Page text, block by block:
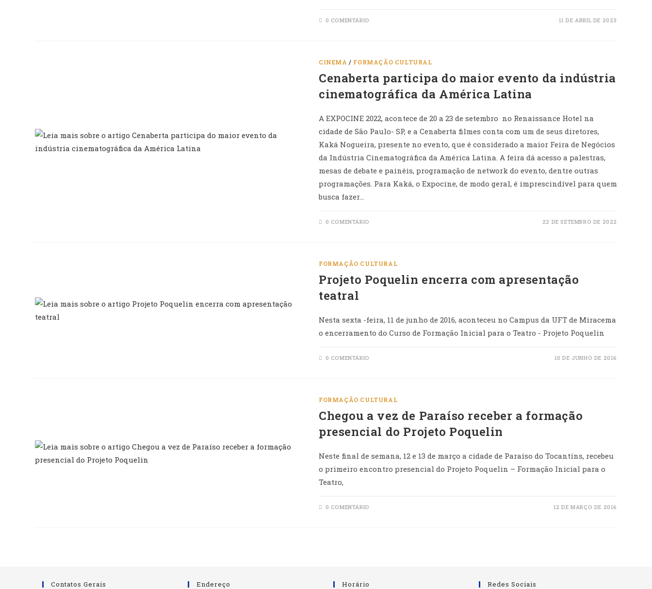
0 COMENTÁRIO 11 DE ABRIL DE 2023
CINEMA / FORMAÇÃO CULTURAL
Cenaberta participa do maior evento da indústria
cinematográfica da América Latina
A EXPOCINE 2022, acontece de 20 a 23 de setembro no Renaissance Hotel na
cidade de São Paulo- SP, e a Cenaberta filmes conta com um de seus diretores,
Kaká Nogueira, presente no evento, que é considerado a maior Feira de Negócios
da Indústria Cinematográfica da América Latina. A feira dá acesso a palestras,
mesas de debate e painéis, programação de network do evento, dentre outras
programações. Para Kaká, o Expocine, de modo geral, é imprescindível para quem
busca fazer…
0 COMENTÁRIO 22 DE SETEMBRO DE 2022
FORMAÇÃO CULTURAL
Projeto Poquelin encerra com apresentação
teatral
Nesta sexta -feira, 11 de junho de 2016, aconteceu no Campus da UFT de Miracema
o encerramento do Curso de Formação Inicial para o Teatro - Projeto Poquelin
0 COMENTÁRIO 10 DE JUNHO DE 2016
FORMAÇÃO CULTURAL
Chegou a vez de Paraíso receber a formação
presencial do Projeto Poquelin
Neste final de semana, 12 e 13 de março a cidade de Paraíso do Tocantins, recebeu
o primeiro encontro presencial do Projeto Poquelin – Formação Inicial para o
Teatro,
0 COMENTÁRIO 12 DE MARÇO DE 2016
Contatos Gerais Endereço Horário Redes Sociais